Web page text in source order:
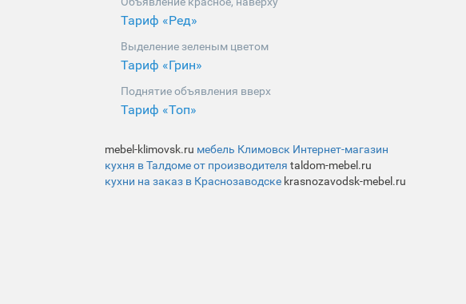
Тариф «Ред»
Выделение зеленым цветом
Тариф «Грин»
Поднятие объявления вверх
Тариф «Топ»
mebel-klimovsk.ru мебель Климовск Интернет-магазин
кухня в Талдоме от производителя taldom-mebel.ru
кухни на заказ в Краснозаводске krasnozavodsk-mebel.ru